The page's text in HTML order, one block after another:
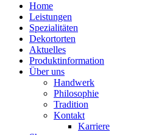
Home
Leistungen
Spezialitäten
Dekortorten
Aktuelles
Produktinformation
Über uns
Handwerk
Philosophie
Tradition
Kontakt
Karriere